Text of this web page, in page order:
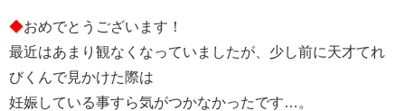
◆おめでとうございます！
最近はあまり観なくなっていましたが、少し前に天才てれ
びくんで見かけた際は
妊娠している事すら気がつかなかったです…。